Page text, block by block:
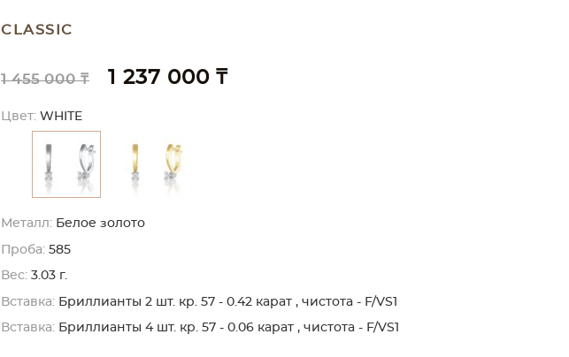
CLASSIC
1 455 000 ₸ 1 237 000 ₸
Цвет: WHITE
Металл: Белое золото
Проба: 585
Вес: 3.03 г.
Вставка: Бриллианты 2 шт. кр. 57 - 0.42 карат , чистота - F/VS1
Вставка: Бриллианты 4 шт. кр. 57 - 0.06 карат , чистота - F/VS1